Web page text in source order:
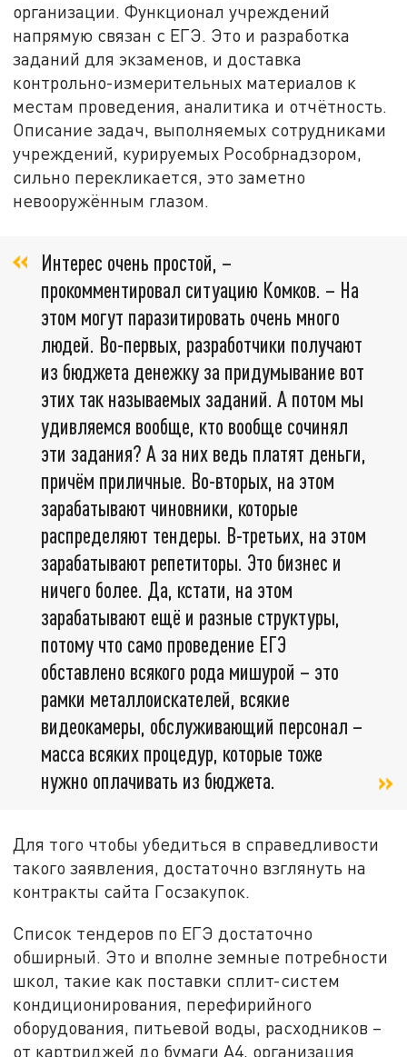
организации. Функционал учреждений
напрямую связан с ЕГЭ. Это и разработка
заданий для экзаменов, и доставка
контрольно-измерительных материалов к
местам проведения, аналитика и отчётность.
Описание задач, выполняемых сотрудниками
учреждений, курируемых Рособрнадзором,
сильно перекликается, это заметно
невооружённым глазом.
Интерес очень простой, –
прокомментировал ситуацию Комков. – На
этом могут паразитировать очень много
людей. Во-первых, разработчики получают
из бюджета денежку за придумывание вот
этих так называемых заданий. А потом мы
удивляемся вообще, кто вообще сочинял
эти задания? А за них ведь платят деньги,
причём приличные. Во-вторых, на этом
зарабатывают чиновники, которые
распределяют тендеры. В-третьих, на этом
зарабатывают репетиторы. Это бизнес и
ничего более. Да, кстати, на этом
зарабатывают ещё и разные структуры,
потому что само проведение ЕГЭ
обставлено всякого рода мишурой – это
рамки металлоискателей, всякие
видеокамеры, обслуживающий персонал –
масса всяких процедур, которые тоже
нужно оплачивать из бюджета.
Для того чтобы убедиться в справедливости
такого заявления, достаточно взглянуть на
контракты сайта Госзакупок.
Список тендеров по ЕГЭ достаточно
обширный. Это и вполне земные потребности
школ, такие как поставки сплит-систем
кондиционирования, перефирийного
оборудования, питьевой воды, расходников –
от картриджей до бумаги А4, организация